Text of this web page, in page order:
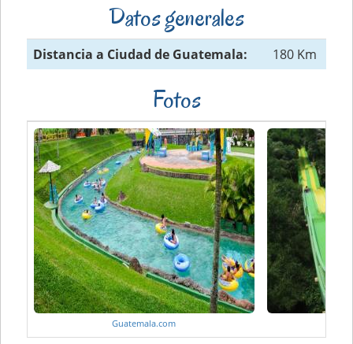
Datos generales
Distancia a Ciudad de Guatemala: 180 Km
Fotos
Guatemala.com